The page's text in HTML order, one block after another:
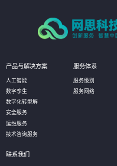
产品与解决方案
人工智能
数字孪生
数字化转型解
安全服务
运维服务
技术咨询服务
服务体系
服务级别
服务网络
联系我们